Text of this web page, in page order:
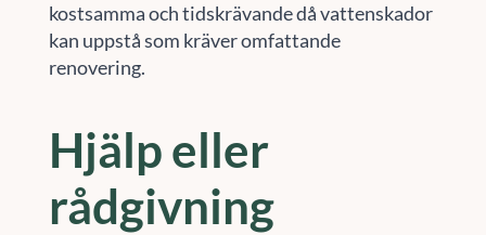
kostsamma och tidskrävande då vattenskador
kan uppstå som kräver omfattande
renovering.
Hjälp eller
rådgivning